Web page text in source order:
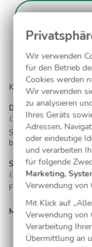
Kundenmeinungen
Dagmar Thienel
(, 08.04.23)
Schnelle und Korrekte
bei allen Gästen super
Sven Scharf
(, 18.03.23)
Für alle, die ihren
verleihen möchten |
Bestellung bis zur
Wunsch werden
Extra buchbar ist die
Rechtschreibung. Wer
MEHR LESEN...
Wir verwenden
für den Betrieb
Cookies werden
Wir verwenden
zu analysieren
Ihres Geräts
Adressen,
oder eindeutige
und verarbeiten
für folgende
Marketing,
Verwendung von
Mit Klick auf
Verwendung von
Verarbeitung
Übermittlung an